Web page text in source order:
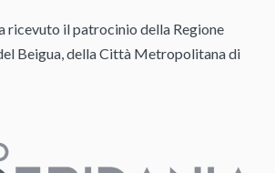
ricevuto il patrocinio della Regione
Beigua, della Città Metropolitana di